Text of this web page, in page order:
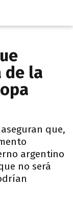
de la
que,
argentino
no será